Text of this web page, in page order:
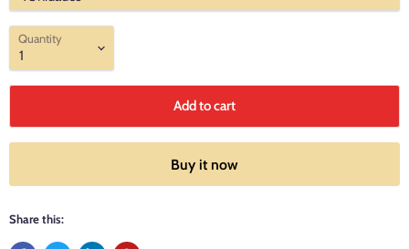
Quantity
Add to cart
Buy it now
Share this: